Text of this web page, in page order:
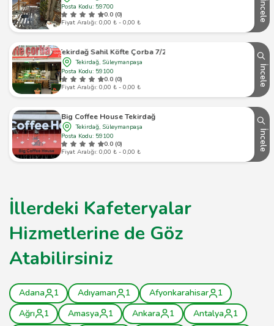
Posta Kodu: 59700
0.0 (0)
Fiyat Aralığı: 0,00 ₺ - 0,00 ₺
İncele
Tekirdağ Sahil Köfte Çorba 7/24
Tekirdağ, Süleymanpaşa
Posta Kodu: 59100
0.0 (0)
Fiyat Aralığı: 0,00 ₺ - 0,00 ₺
İncele
Big Coffee House Tekirdağ
Tekirdağ, Süleymanpaşa
Posta Kodu: 59100
0.0 (0)
Fiyat Aralığı: 0,00 ₺ - 0,00 ₺
İncele
İllerdeki Kafeteryalar
Hizmetlerine de Göz
Atabilirsiniz
Adana 1 Adıyaman 1 Afyonkarahisar
1
Ağrı
1 Amasya 1 Ankara 1 Antalya 1